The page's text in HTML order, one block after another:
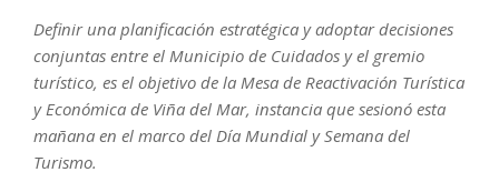
Definir una planificación estratégica y adoptar decisiones
conjuntas entre el Municipio de Cuidados y el gremio
turístico, es el objetivo de la Mesa de Reactivación Turística
y Económica de Viña del Mar, instancia que sesionó esta
mañana en el marco del Día Mundial y Semana del
Turismo.